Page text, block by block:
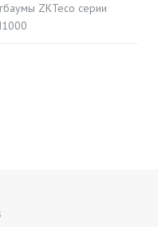
ZKTeco серии